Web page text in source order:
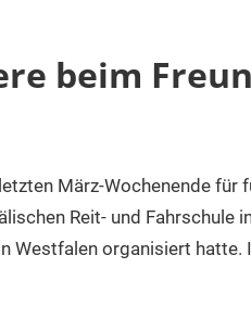
beim
März-Wochenende
Reit- und Fahrschule
Westfalen organisiert hatte.